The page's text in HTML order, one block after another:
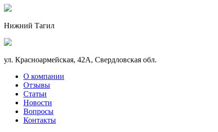
Нижний Тагил
ул. Красноармейская, 42А, Свердловская обл.
О компании
Отзывы
Статьи
Новости
Вопросы
Контакты